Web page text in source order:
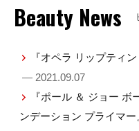
Beauty News
『オペラ リップティ
— 2021.09.07
『ポール ＆ ジョー
ンデーション プライマ